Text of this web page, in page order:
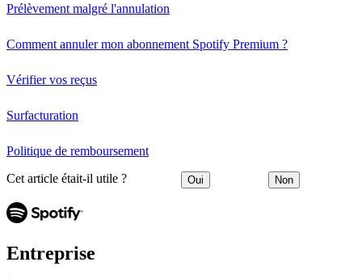
Prélèvement malgré l'annulation
Comment annuler mon abonnement Spotify Premium ?
Vérifier vos reçus
Surfacturation
Politique de remboursement
Cet article était-il utile ? Oui Non
Entreprise